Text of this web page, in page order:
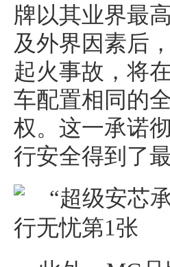
牌以其业界最
及外界因素后
起火事故，将
车配置相同的
权。这一承诺
行安全得到了